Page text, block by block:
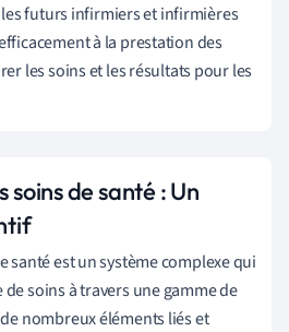
futurs infirmiers et infirmières
à la prestation des
les soins et les résultats pour les
de santé : Un
santé est un système complexe qui
soins à travers une gamme de
nombreux éléments liés et